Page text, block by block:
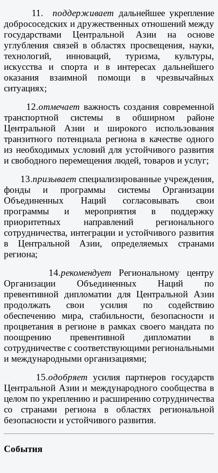
11. поддерживает дальнейшее укрепление
добрососедских и дружественных отношений между
государствами Центральной Азии на основе
углубления связей в областях просвещения, науки,
технологий, инноваций, туризма, культуры,
искусства и спорта и в интересах дальнейшего
оказания взаимной помощи в чрезвычайных
ситуациях;
12.отмечает важность создания современной
транспортной системы в обширном районе
Центральной Азии и широкого использования
транзитного потенциала региона в качестве одного
из необходимых условий для устойчивого развития
и свободного перемещения людей, товаров и услуг;
13.призывает специализированные учреждения,
фонды и программы системы Организации
Объединенных Наций согласовывать свои
программы и мероприятия в поддержку
приоритетных направлений регионального
сотрудничества, интеграции и устойчивого развития
в Центральной Азии, определяемых странами
региона;
14.рекомендует Региональному центру
Организации Объединенных Наций по
превентивной дипломатии для Центральной Азии
продолжать свои усилия по содействию
обеспечению мира, стабильности, безопасности и
процветания в регионе в рамках своего мандата по
поощрению превентивной дипломатии в
сотрудничестве с соответствующими региональными
и международными организациями;
15.одобряет усилия партнеров государств
Центральной Азии и международного сообщества в
целом по укреплению и расширению сотрудничества
со странами региона в областях региональной
безопасности и устойчивого развития.
События